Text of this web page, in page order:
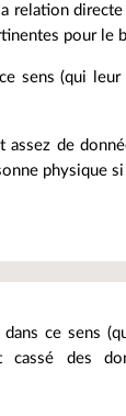
relation
pour le
sens (qui leur
de
physique
ce sens
cassé des